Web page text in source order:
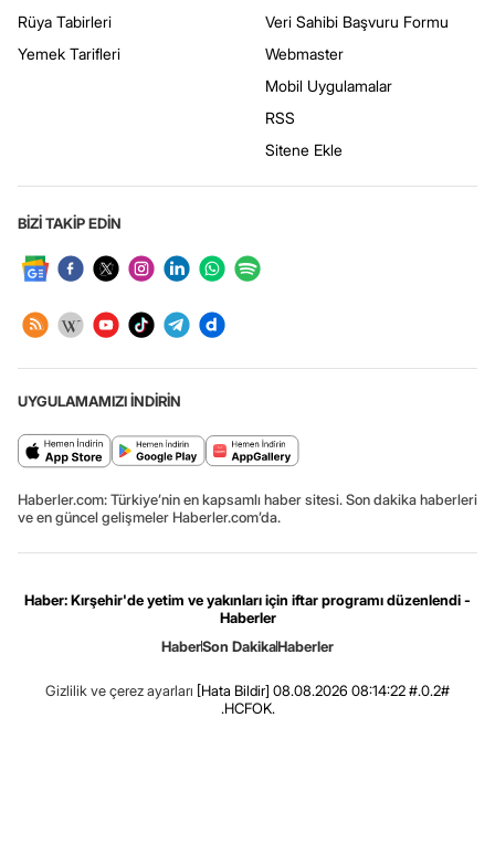
Rüya Tabirleri
Yemek Tarifleri
Veri Sahibi Başvuru Formu
Webmaster
Mobil Uygulamalar
RSS
Sitene Ekle
BİZİ TAKİP EDİN
UYGULAMAMIZI İNDİRİN
Haberler.com: Türkiye’nin en kapsamlı haber sitesi. Son dakika haberleri
ve en güncel gelişmeler Haberler.com’da.
Haber: Kırşehir'de yetim ve yakınları için iftar programı düzenlendi -
Haberler
HaberSon DakikaHaberler
Gizlilik ve çerez ayarları [Hata Bildir] 08.08.2026 08:14:22 #.0.2#
.HCFOK.